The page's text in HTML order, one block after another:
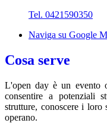
Tel. 0421590350
Naviga su Google
Cosa serve
L'open day è un evento
consentire a potenziali
strutture, conoscere i loro
operano.